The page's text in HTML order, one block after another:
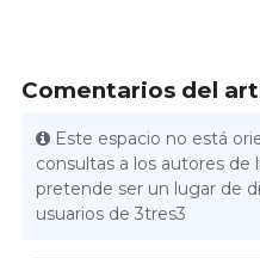
Comentarios del
Este espacio no está
consultas a los autores de
pretende ser un lugar de
usuarios de 3tres3